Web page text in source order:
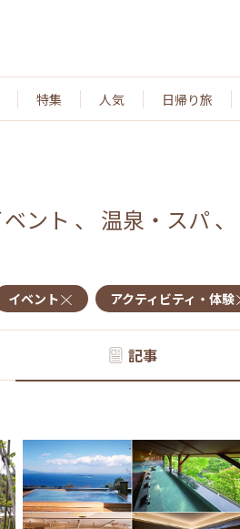
特集 人気 日帰り旅
ント 、 温泉・スパ 、
イベント アクティビティ・体験
記事